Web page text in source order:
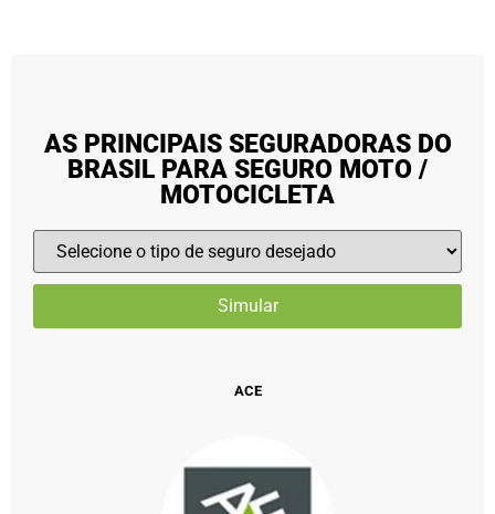
AS PRINCIPAIS SEGURADORAS DO
BRASIL PARA SEGURO MOTO /
MOTOCICLETA
ACE